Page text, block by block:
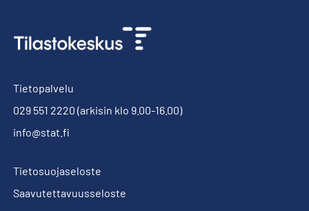
Tietopalvelu
029 551 2220 (arkisin klo 9.00-16.00)
info@stat.fi
Tietosuojaseloste
Saavutettavuusseloste